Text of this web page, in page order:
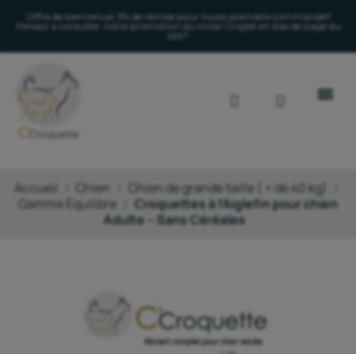
Offre de bienvenue, 5% de remise pour toute première commande!!
Pensez à consulter notre promotion du mois! Onglet en bas de page du
site?
Accueil Chien
Chien de grande taille ( + de 40 kg)
Gamme Équilibre
Croquettes à l’Aiglefin pour chien
Adulte – Sans Céréales